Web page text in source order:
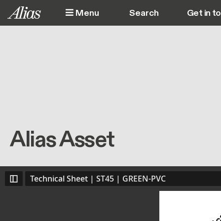
Skip to main content
Menu Get in
Alias Asset
Technical Sheet | ST45 | GREEN-PVC